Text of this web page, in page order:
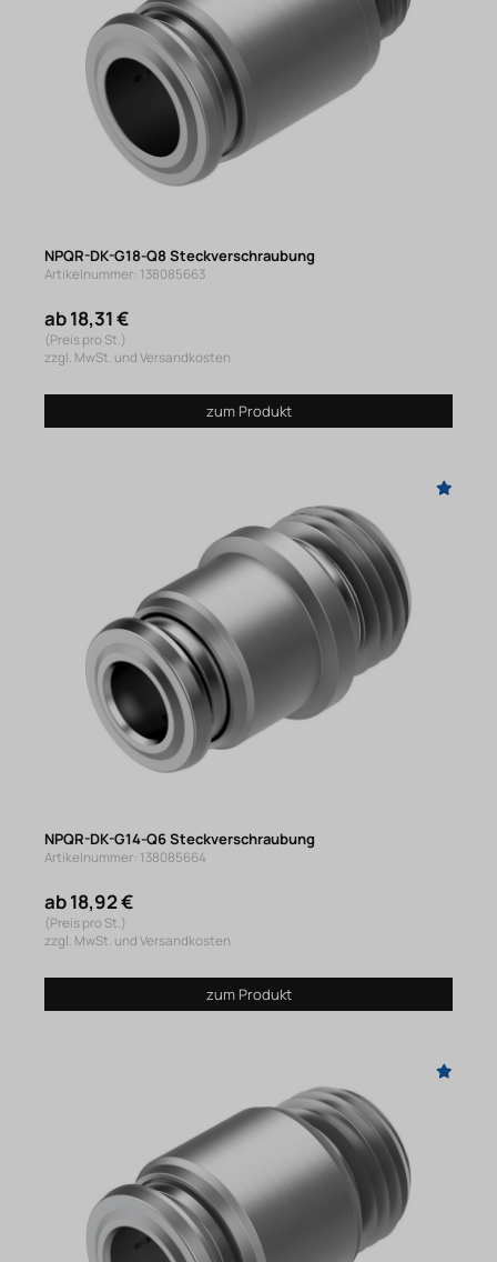
NPQR-DK-G18-Q8 Steckverschraubung
Artikelnummer: 138085663
ab 18,31 €
(Preis pro St.)
zzgl. MwSt. und Versandkosten
zum Produkt
NPQR-DK-G14-Q6 Steckverschraubung
Artikelnummer: 138085664
ab 18,92 €
(Preis pro St.)
zzgl. MwSt. und Versandkosten
zum Produkt